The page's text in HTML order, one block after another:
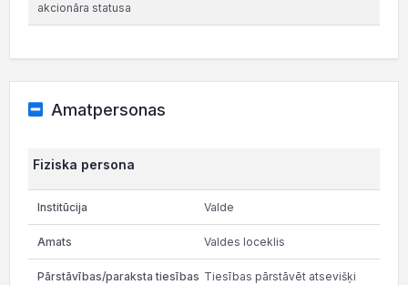
akcionāra statusa
Amatpersonas
Fiziska persona
Valde
Valdes loceklis
Tiesības pārstāvēt atsevišķi